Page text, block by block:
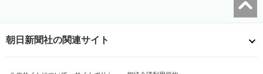
朝日新聞社の関連サイト